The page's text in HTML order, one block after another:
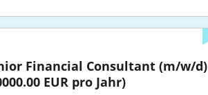
Financial Consultant (m/w/d)
EUR pro Jahr)